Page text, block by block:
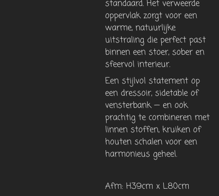
standaard. Het verweerde
oppervlak zorgt voor een
warme, natuurlijke
uitstraling die perfect past
binnen een stoer, sober en
sfeervol interieur.
Een stijlvol statement op
een dressoir, sidetable of
vensterbank — en ook
prachtig te combineren met
linnen stoffen, kruiken of
houten schalen voor een
harmonieus geheel.
Afm: H39cm x L80cm